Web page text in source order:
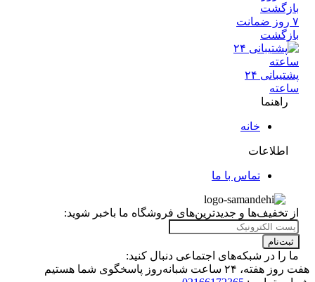
روز ضمانت
پشتیبانی ۲۴
راهنما
خانه
اطلاعات
تماس با ما
تخفیف‌ها و جدیدترین‌های فروشگاه ما باخبر شوید:
را در شبکه‌های اجتماعی دنبال کنید:
ساعت شبانه‌روز پاسخگوی شما هستیم